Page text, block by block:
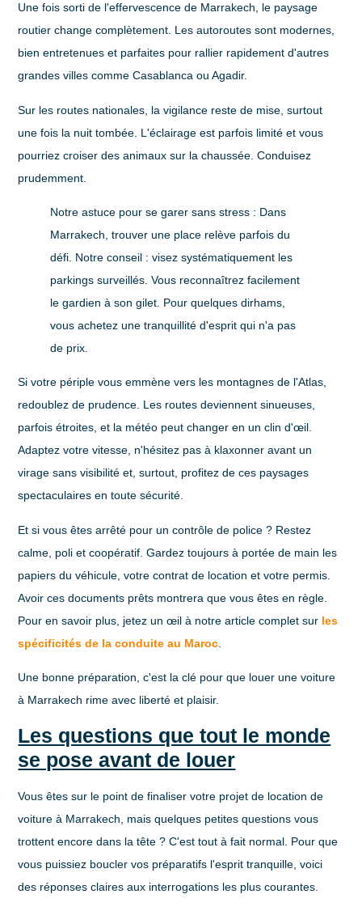
Une fois sorti de l'effervescence de Marrakech, le paysage
routier change complètement. Les autoroutes sont modernes,
bien entretenues et parfaites pour rallier rapidement d'autres
grandes villes comme Casablanca ou Agadir.
Sur les routes nationales, la vigilance reste de mise, surtout
une fois la nuit tombée. L'éclairage est parfois limité et vous
pourriez croiser des animaux sur la chaussée. Conduisez
prudemment.
Notre astuce pour se garer sans stress : Dans
Marrakech, trouver une place relève parfois du
défi. Notre conseil : visez systématiquement les
parkings surveillés. Vous reconnaîtrez facilement
le gardien à son gilet. Pour quelques dirhams,
vous achetez une tranquillité d'esprit qui n'a pas
de prix.
Si votre périple vous emmène vers les montagnes de l'Atlas,
redoublez de prudence. Les routes deviennent sinueuses,
parfois étroites, et la météo peut changer en un clin d'œil.
Adaptez votre vitesse, n'hésitez pas à klaxonner avant un
virage sans visibilité et, surtout, profitez de ces paysages
spectaculaires en toute sécurité.
Et si vous êtes arrêté pour un contrôle de police ? Restez
calme, poli et coopératif. Gardez toujours à portée de main les
papiers du véhicule, votre contrat de location et votre permis.
Avoir ces documents prêts montrera que vous êtes en règle.
Pour en savoir plus, jetez un œil à notre article complet sur les
spécificités de la conduite au Maroc
Une bonne préparation, c'est la clé pour que louer une voiture
à Marrakech rime avec liberté et plaisir.
Les questions que tout le monde
se pose avant de louer
Vous êtes sur le point de finaliser votre projet de location de
voiture à Marrakech , mais quelques petites questions vous
trottent encore dans la tête ? C'est tout à fait normal. Pour que
vous puissiez boucler vos préparatifs l'esprit tranquille, voici
des réponses claires aux interrogations les plus courantes.